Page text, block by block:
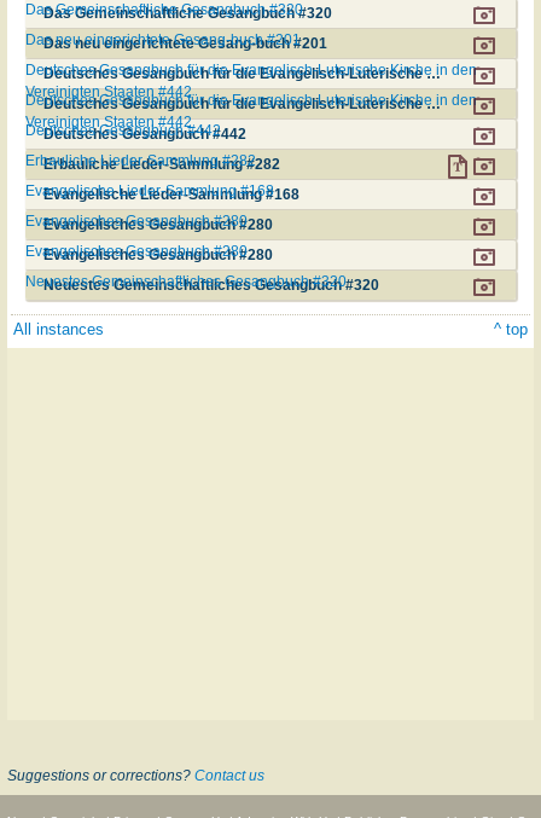
Das Gemeinschaftliche Gesangbuch #320
Das Gemeinschaftliche Gesangbuch #320
Das neu eingerichtete Gesang-buch #201
Das neu eingerichtete Gesang-buch #201
Deutsches Gesangbuch für die Evangelisch-Luterische Kirche in den Vereinigten Staaten #442
Deutsches Gesangbuch für die Evangelisch-Luterische Kirche in den
Vereinigten Staaten #442
Deutsches Gesangbuch für die Evangelisch-Luterische Kirche in den Vereinigten Staaten #442
Deutsches Gesangbuch für die Evangelisch-Luterische Kirche in den
Vereinigten Staaten #442
Deutsches Gesangbuch #442
Deutsches Gesangbuch #442
Erbauliche Lieder-Sammlung #282
Erbauliche Lieder-Sammlung #282
Evangelische Lieder-Sammlung #168
Evangelische Lieder-Sammlung #168
Evangelisches Gesangbuch #280
Evangelisches Gesangbuch #280
Evangelisches Gesangbuch #280
Evangelisches Gesangbuch #280
Neuestes Gemeinschaftliches Gesangbuch #320
Neuestes Gemeinschaftliches Gesangbuch #320
All instances ^ top
Suggestions or corrections? Contact us